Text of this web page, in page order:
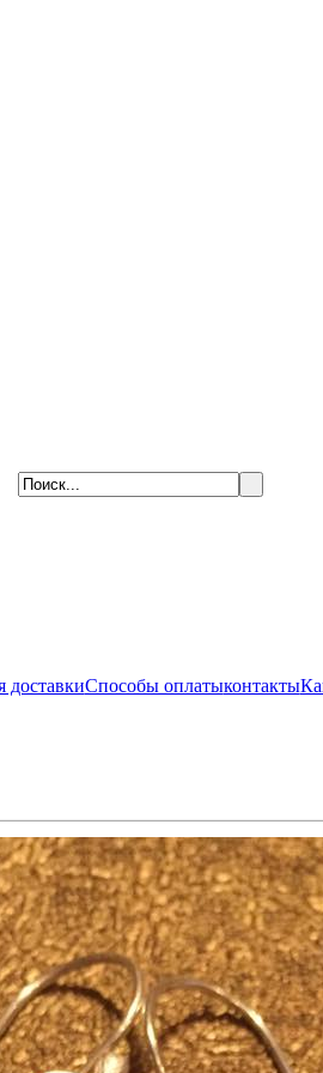
доставкиСпособы оплатыконтакты